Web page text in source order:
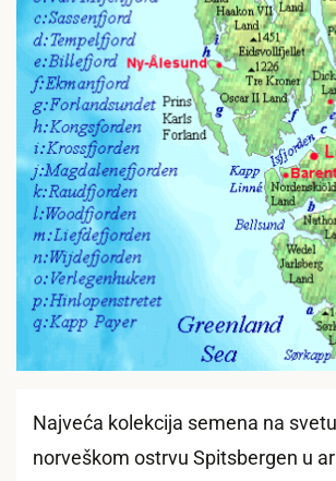
Najveća kolekcija semena na
norveškom ostrvu Spitsbergen u